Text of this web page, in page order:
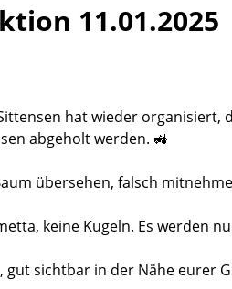
11.01.2025
hat wieder organisiert,
abgeholt werden. 🚜
übersehen, falsch
keine Kugeln. Es werden
sichtbar in der Nähe eurer